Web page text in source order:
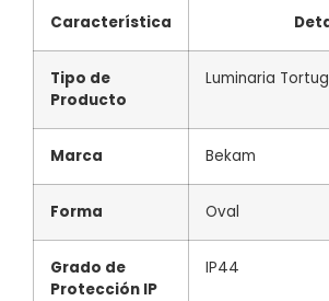
Característica
Tipo de
Producto
Luminaria
Marca Bekam
Forma Oval
Grado de
Protección IP
IP44